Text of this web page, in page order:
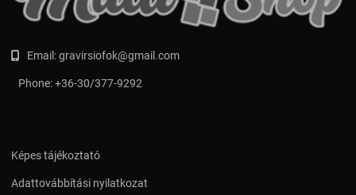
Email:gravirsiofok@gmail.com
Phone:+36-30/377-9292
Képes tájékoztató
Adattovábbítási nyilatkozat